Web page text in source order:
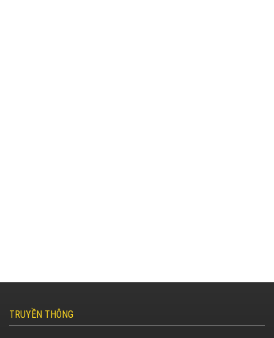
TRUYỀN THÔNG